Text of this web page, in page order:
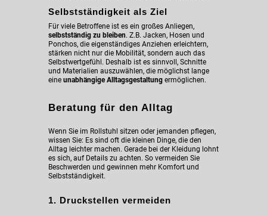
Selbstständigkeit als Ziel
Für viele Betroffene ist es ein großes Anliegen,
selbstständig zu bleiben. Z.B. Jacken, Hosen und
Ponchos, die eigenständiges Anziehen erleichtern,
stärken nicht nur die Mobilität, sondern auch das
Selbstwertgefühl. Deshalb ist es sinnvoll, Schnitte
und Materialien auszuwählen, die möglichst lange
eine unabhängige Alltagsgestaltungermöglichen.
Beratung für den Alltag
Wenn Sie im Rollstuhl sitzen oder jemanden pflegen,
wissen Sie: Es sind oft die kleinen Dinge, die den
Alltag leichter machen. Gerade bei der Kleidung lohnt
es sich, auf Details zu achten. So vermeiden Sie
Beschwerden und gewinnen mehr Komfort und
Selbstständigkeit.
1. Druckstellen vermeiden